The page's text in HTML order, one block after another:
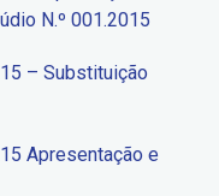
N.º 001.2015
– Substituição
Apresentação e